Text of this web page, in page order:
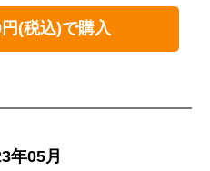
(税込)で購入
年05月